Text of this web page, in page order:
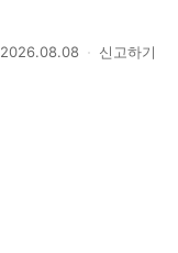
2026.08.08 신고하기